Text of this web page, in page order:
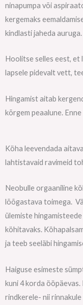
ninapumpa või
kergemaks
kindlasti jaheda auruga.
Hoolitse selles eest, et
lapsele pidevalt vett,
Hingamist aitab
kõrgem peaalune.
Köha leevendada
lahtistavaid ravimeid
Neobulle orgaaniline
lõõgastava toimega.
ülemiste
köhitavaks.
ja teeb seeläbi
Haiguse esimeste
kuni 4 korda ööpäevas.
rindkerele- nii